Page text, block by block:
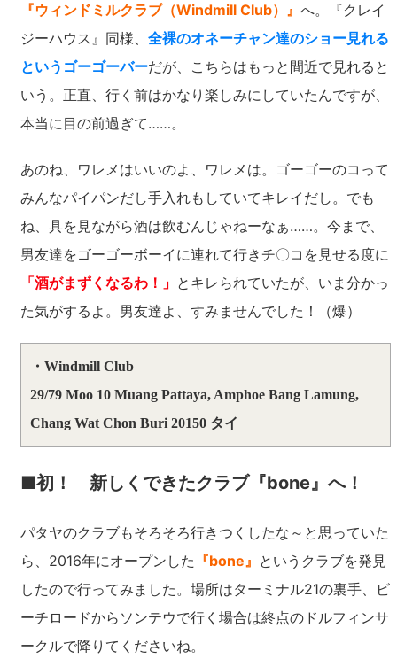
『ウィンドミルクラブ（Windmill Club）』 へ。『クレイ
ジーハウス』同様、 全裸のオネーチャン達のショー見れる
というゴーゴーバーだが、こちらはもっと間近で見れると
いう。正直、行く前はかなり楽しみにしていたんですが、
本当に目の前過ぎて……。
あのね、ワレメはいいのよ、ワレメは。ゴーゴーのコって
みんなパイパンだし手入れもしていてキレイだし。でも
ね、具を見ながら酒は飲むんじゃねーなぁ……。今まで、
男友達をゴーゴーボーイに連れて行きチ〇コを見せる度に
「酒がまずくなるわ！」 とキレられていたが、いま分かっ
た気がするよ。男友達よ、すみませんでした！（爆）
・Windmill Club
29/79 Moo 10 Muang Pattaya, Amphoe Bang Lamung,
Chang Wat Chon Buri 20150 タイ
■初！ 新しくできたクラブ『bone』へ！
パタヤのクラブもそろそろ行きつくしたな～と思っていた
ら、2016年にオープンした 『bone』 というクラブを発見
したので行ってみました。場所はターミナル21の裏手、ビ
ーチロードからソンテウで行く場合は終点のドルフィンサ
ークルで降りてくださいね。